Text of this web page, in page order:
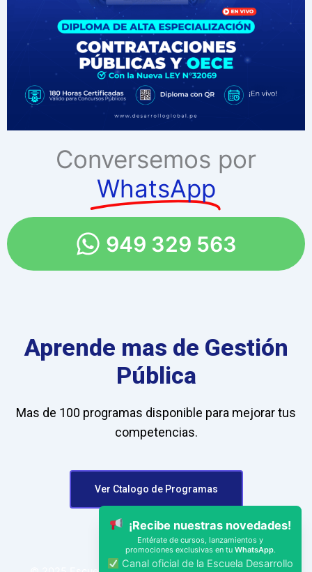
Conversemos por
WhatsApp
949 329 563
¡Recibe nuestras novedades!
Entérate de cursos, lanzamientos y
promociones exclusivas en tu WhatsApp.
Canal oficial de la Escuela Desarrollo
Aprende mas de Gestión
Pública
Mas de 100 programas disponible para mejorar tus
competencias.
Ver Ctalogo de Programas